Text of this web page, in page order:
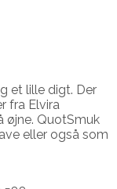
et lille digt. Der
fra Elvira
øjne. QuotSmuk
eller også som